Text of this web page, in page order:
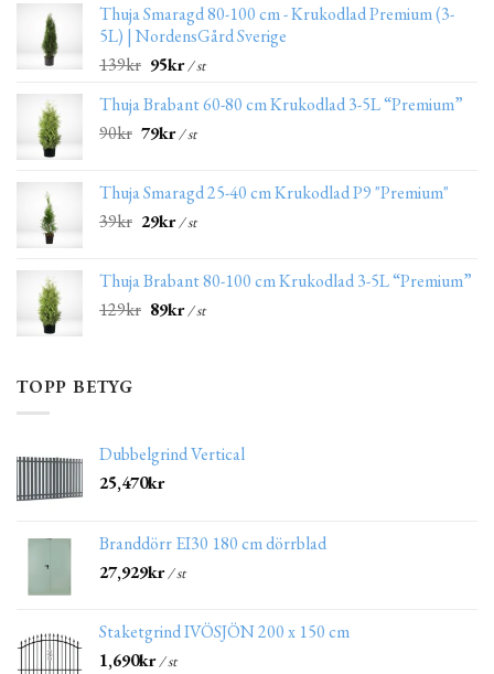
Thuja Smaragd 80-100 cm - Krukodlad Premium (3-
5L) | NordensGård Sverige
139kr 95kr/ st
Thuja Brabant 60-80 cm Krukodlad 3-5L “Premium”
90kr 79kr/ st
Thuja Smaragd 25-40 cm Krukodlad P9 "Premium"
39kr 29kr/ st
Thuja Brabant 80-100 cm Krukodlad 3-5L “Premium”
129kr 89kr/ st
TOPP BETYG
Dubbelgrind Vertical
25,470kr
Branddörr EI30 180 cm dörrblad
27,929kr/ st
Staketgrind IVÖSJÖN 200 x 150 cm
1,690kr/ st